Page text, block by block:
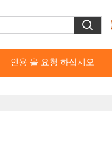
인용 을 요청 하십시오